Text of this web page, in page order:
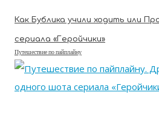
Как Бублика учили ходить или
сериала «Геройчики»
Путешествие по пайплайну